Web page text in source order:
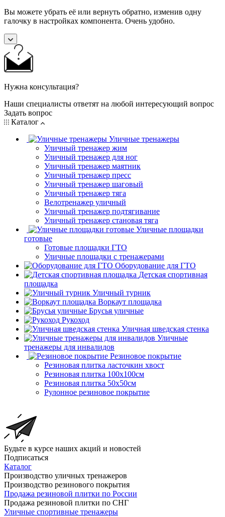
Вы можете убрать её или вернуть обратно, изменив одну
галочку в настройках компонента. Очень удобно.
Нужна консультация?
Наши специалисты ответят на любой интересующий вопрос
Задать вопрос
Каталог
Уличные тренажеры
Уличный тренажер жим
Уличный тренажер для ног
Уличный тренажер маятник
Уличный тренажер пресс
Уличный тренажер шаговый
Уличный тренажер тяга
Велотренажер уличный
Уличный тренажер подтягивание
Уличный тренажер становая тяга
Уличные площадки
готовые
Готовые площадки ГТО
Уличные площадки с тренажерами
Оборудование для ГТО
Детская спортивная
площадка
Уличный турник
Воркаут площадка
Брусья уличные
Рукоход
Уличная шведская стенка
Уличные
тренажеры для инвалидов
Резиновое покрытие
Резиновая плитка ласточкин хвост
Резиновая плитка 100х100см
Резиновая плитка 50х50см
Рулонное резиновое покрытие
Будьте в курсе наших акций и новостей
Подписаться
Каталог
Производство уличных тренажеров
Производство резинового покрытия
Продажа резиновой плитки по России
Продажа резиновой плитки по СНГ
Уличные спортивные тренажеры